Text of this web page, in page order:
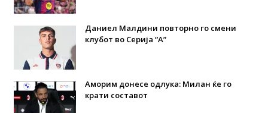
Даниел Малдини повторно го смени
клубот во Серија “А”
Аморим донесе одлука: Милан ќе го
крати составот